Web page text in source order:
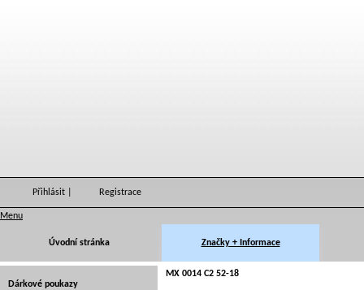
Přihlásit Registrace
Menu
Úvodní stránka Značky + Informace
MX 0014 C2 52-18
Dárkové poukazy